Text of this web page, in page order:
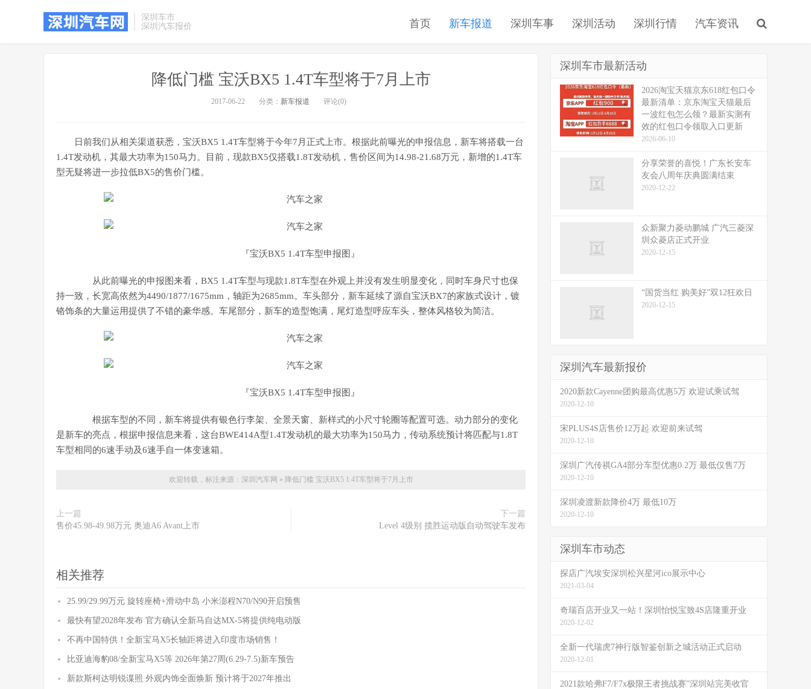
深圳车市
深圳汽车报价
首页 新车报道 深圳车事 深圳活动 深圳行情 汽车资讯
降低门槛 宝沃BX5 1.4T车型将于7月上市
2017-06-22 分类： 新车报道 评论(0)
日前我们从相关渠道获悉，宝沃BX5 1.4T车型将于今年7月正式上市。根据此前曝光的申报信息，新车将搭载一台
1.4T发动机，其最大功率为150马力。目前，现款BX5仅搭载1.8T发动机，售价区间为14.98-21.68万元，新增的1.4T车
型无疑将进一步拉低BX5的售价门槛。
『宝沃BX5 1.4T车型申报图』
从此前曝光的申报图来看，BX5 1.4T车型与现款1.8T车型在外观上并没有发生明显变化，同时车身尺寸也保
持一致，长宽高依然为4490/1877/1675mm，轴距为2685mm。车头部分，新车延续了源自宝沃BX7的家族式设计，镀
铬饰条的大量运用提供了不错的豪华感。车尾部分，新车的造型饱满，尾灯造型呼应车头，整体风格较为简洁。
『宝沃BX5 1.4T车型申报图』
根据车型的不同，新车将提供有银色行李架、全景天窗、新样式的小尺寸轮圈等配置可选。动力部分的变化
是新车的亮点，根据申报信息来看，这台BWE414A型1.4T发动机的最大功率为150马力，传动系统预计将匹配与1.8T
车型相同的6速手动及6速手自一体变速箱。
欢迎转载，标注来源： 深圳汽车网 » 降低门槛 宝沃BX5 1.4T车型将于7月上市
上一篇
售价45.98-49.98万元 奥迪A6 Avant上市
下一篇
Level 4级别 揽胜运动版自动驾驶车发布
相关推荐
25.99/29.99万元 旋转座椅+滑动中岛 小米澎程N70/N90开启预售
最快有望2028年发布 官方确认全新马自达MX-5将提供纯电动版
不再中国特供！全新宝马X5长轴距将进入印度市场销售！
比亚迪海豹08/全新宝马X5等 2026年第27周(6.29-7.5)新车预告
新款斯柯达明锐谍照 外观内饰全面焕新 预计将于2027年推出
深圳车市最新活动
2026淘宝天猫京东618红包口令
最新清单：京东淘宝天猫最后
一波红包怎么领？最新实测有
效的红包口令领取入口更新
2026-06-10
分享荣誉的喜悦！广东长安车
友会八周年庆典圆满结束
2020-12-22
众新聚力菱动鹏城 广汽三菱深
圳众菱店正式开业
2020-12-15
“国货当红 购美好”双12狂欢日
2020-12-15
深圳汽车最新报价
2020新款Cayenne团购最高优惠5万 欢迎试乘试驾
2020-12-10
宋PLUS4S店售价12万起 欢迎前来试驾
2020-12-10
深圳广汽传祺GA4部分车型优惠0.2万 最低仅售7万
2020-12-10
深圳凌渡新款降价4万 最低10万
2020-12-10
深圳车市动态
探店广汽埃安深圳松兴星河ico展示中心
2021-03-04
奇瑞百店开业又一站！深圳怡悦宝致4S店隆重开业
2020-12-02
全新一代瑞虎7神行版智鉴创新之城活动正式启动
2020-12-01
2021款哈弗F7/F7x极限王者挑战赛”深圳站完美收官